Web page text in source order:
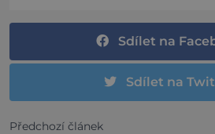
Sdílet na
Sdílet na
Předchozí článek